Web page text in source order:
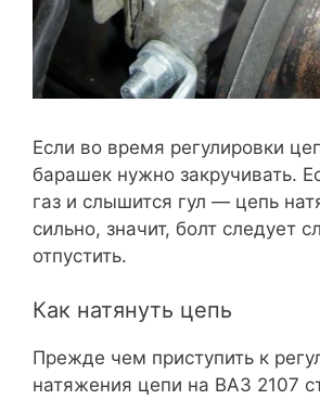
Если во время регулировки
барашек нужно закручивать.
газ и слышится гул — цепь
сильно, значит, болт следует
отпустить.
Как натянуть цепь
Прежде чем приступить к
натяжения цепи на ВАЗ 2107